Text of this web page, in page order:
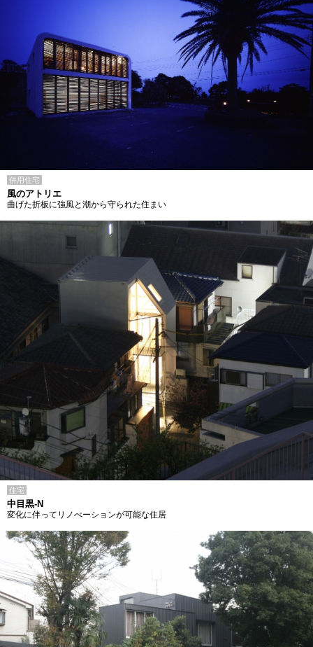
併用住宅
風のアトリエ
曲げた折板に強風と潮から守られた住まい
住宅
中目黒-N
変化に伴ってリノべーションが可能な住居